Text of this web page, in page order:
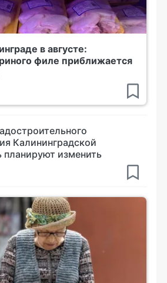
в августе:
филе приближается
Калининградской
планируют изменить